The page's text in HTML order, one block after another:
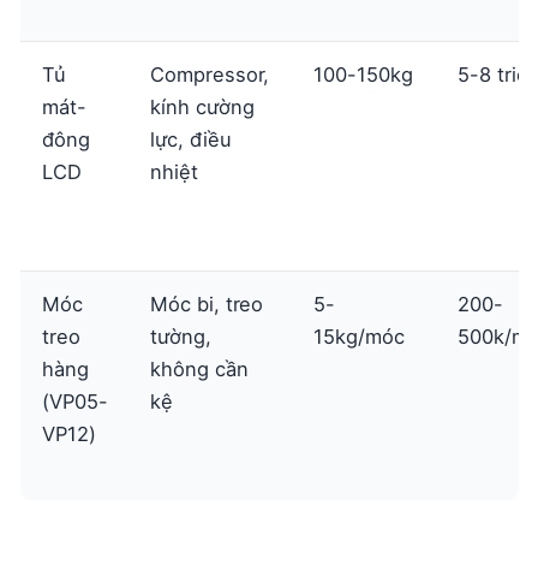
Tủ
mát-
đông
LCD
Compressor,
kính cường
lực, điều
nhiệt
100-150kg 5-8
Móc
treo
hàng
(VP05-
VP12)
Móc bi, treo
tường,
không cần
kệ
5-
15kg/móc
200-
500k/